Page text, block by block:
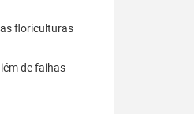
floriculturas
de falhas